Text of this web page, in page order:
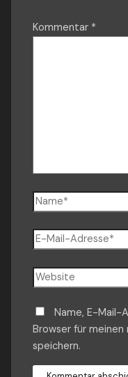
Kommentar *
Name*
E-
Mail-
Adresse*
Website
Name, E-Mail-
Browser für
speichern.